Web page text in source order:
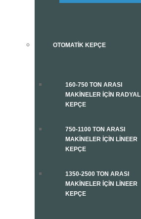
OTOMATIK KEPÇE
160-750 TON ARASI
MAKINELER İÇIN RADYAL
KEPÇE
750-1100 TON ARASI
MAKINELER İÇIN LINEER
KEPÇE
1350-2500 TON ARASI
MAKINELER İÇIN LINEER
KEPÇE